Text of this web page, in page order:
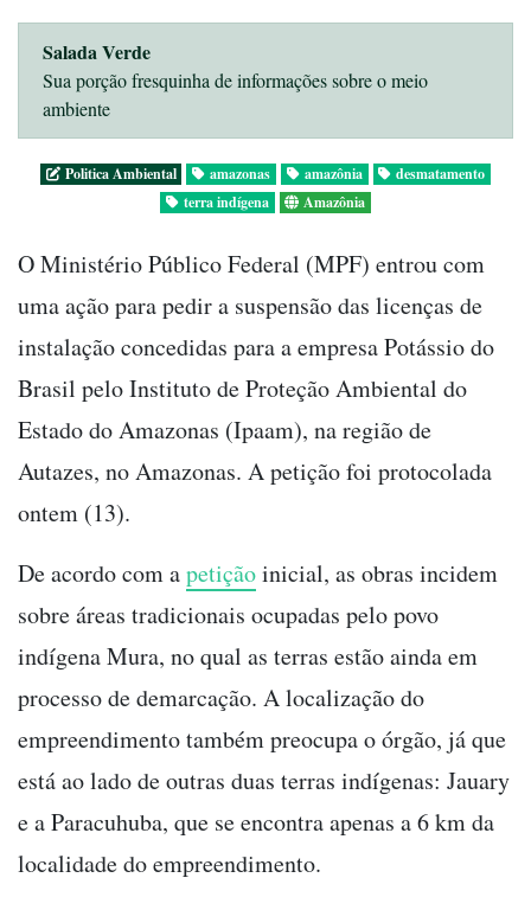
Salada Verde
Sua porção fresquinha de informações sobre o meio
ambiente
Politica Ambiental amazonas amazônia
desmatamento
terra indígena
Amazônia
O Ministério Público Federal (MPF) entrou com
uma ação para pedir a suspensão das licenças de
instalação concedidas para a empresa Potássio do
Brasil pelo Instituto de Proteção Ambiental do
Estado do Amazonas (Ipaam), na região de
Autazes, no Amazonas. A petição foi protocolada
ontem (13).
De acordo com apetiçãoinicial, as obras incidem
sobre áreas tradicionais ocupadas pelo povo
indígena Mura, no qual as terras estão ainda em
processo de demarcação. A localização do
empreendimento também preocupa o órgão, já que
está ao lado de outras duas terras indígenas: Jauary
e a Paracuhuba, que se encontra apenas a 6 km da
localidade do empreendimento.